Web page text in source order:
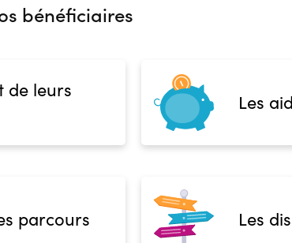
bénéficiaires
de leurs
Les
parcours Les